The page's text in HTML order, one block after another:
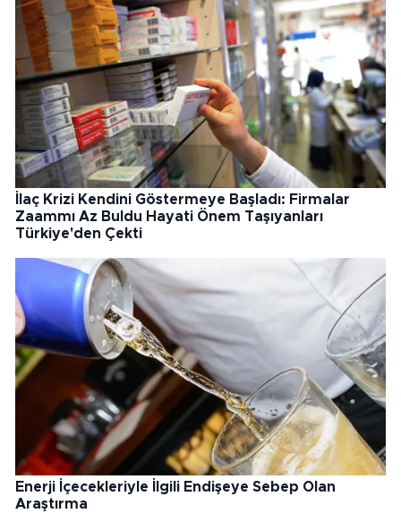
İlaç Krizi Kendini Göstermeye Başladı: Firmalar
Zaammı Az Buldu Hayati Önem Taşıyanları
Türkiye'den Çekti
Enerji İçecekleriyle İlgili Endişeye Sebep Olan
Araştırma